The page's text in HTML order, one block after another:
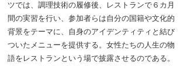
ツでは、調理技術の履修後、レストランで６カ月
間の実習を行い、参加者らは自分の国籍や文化的
背景をテーマに、自身のアイデンティティと結び
ついたメニューを提供する。女性たちの人生の物
語をレストランという場で披露させるのである。